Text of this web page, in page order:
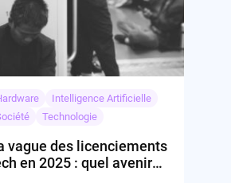
Intelligence Artificielle
Technologie
vague des licenciements
en 2025 : quel avenir